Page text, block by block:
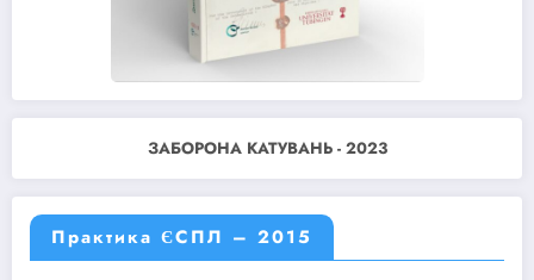
ЗАБОРОНА КАТУВАНЬ - 2023
Практика ЄСПЛ – 2015